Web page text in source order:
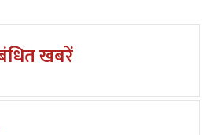
हैं। हत्या की पीछे की वजह रंजिश
का बड़ा बेटा पहले ही गांव के एक
में जेल में बंद है। आरोप है कि
में अपने साथियों के साथ मिलकर
खबरें